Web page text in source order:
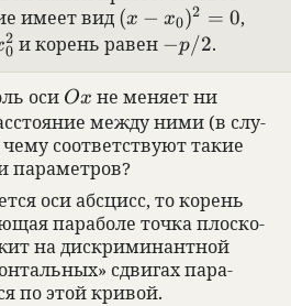
имеет вид (x-x_0)^2=0
(x − x0)2 = 0,
0
2 и корень равен -p/2
−p/2.
оси Ox
Ox не меняет ни
между ними (в слу­
соот­вет­ствуют такие
парамет­ров?
оси абс­цисс, то корень
пара­боле точка плос­ко­
на дис­кри­ми­нант­ной
сдвигах пара­
по этой кри­вой.